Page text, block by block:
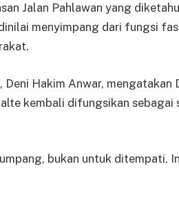
Jalan Pahlawan yang
menyimpang dari fungsi
Hakim Anwar, mengatakan
kembali difungsikan sebagai
bukan untuk ditempati.